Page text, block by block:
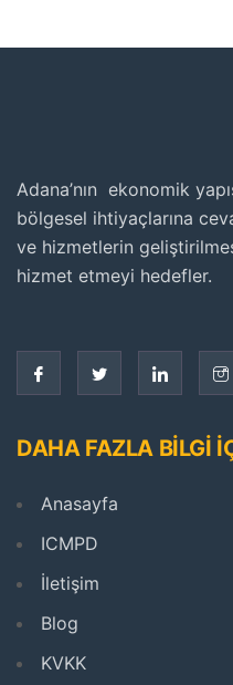
Adana’nın ekonomik
bölgesel ihtiyaçlarına
ve hizmetlerin
hizmet etmeyi hedefler.
DAHA FAZLA BİLGİ
Anasayfa
ICMPD
İletişim
Blog
KVKK